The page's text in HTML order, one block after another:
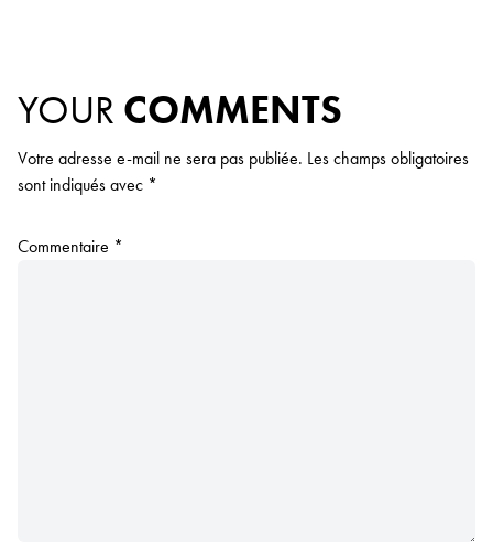
YOUR COMMENTS
Votre adresse e-mail ne sera pas publiée. Les champs obligatoires
sont indiqués avec *
Commentaire *